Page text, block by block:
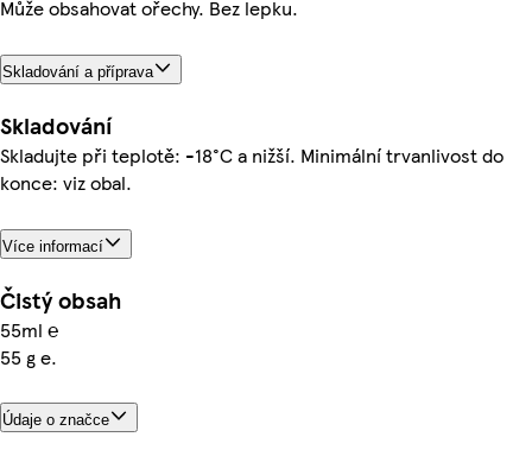
Může obsahovat ořechy. Bez lepku.
Skladování a příprava
Skladování
Skladujte při teplotě: -18°C a nižší. Minimální trvanlivost do
konce: viz obal.
Více informací
Čistý obsah
55ml ℮
55 g e.
Údaje o značce